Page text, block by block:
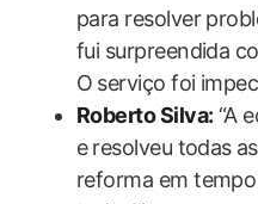
para resolver
fui surpreendida
O ⁤serviço foi
Roberto Silva: “A
e ⁤resolveu todas⁤
reforma em